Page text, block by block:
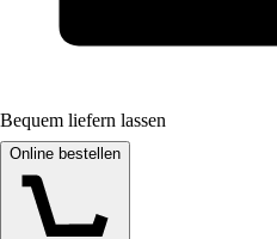
Bequem liefern lassen
Online bestellen